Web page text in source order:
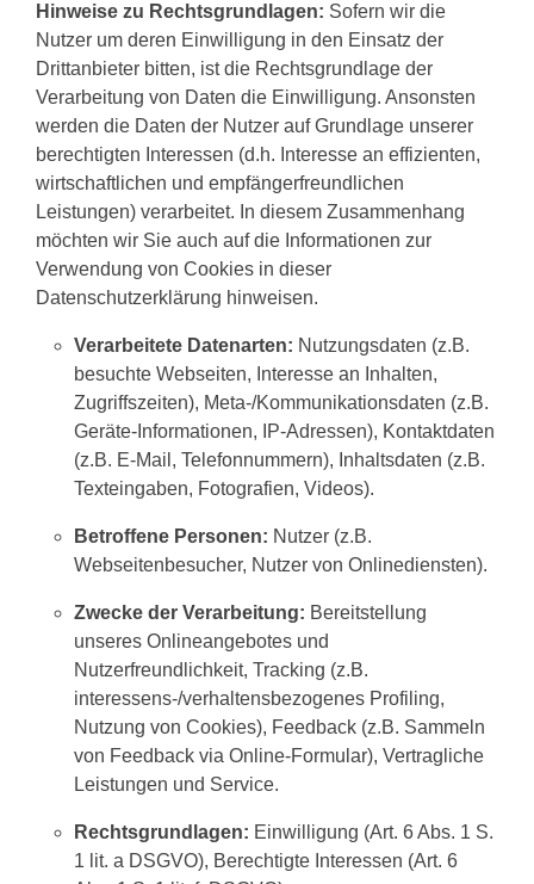
Hinweise zu Rechtsgrundlagen: Sofern wir die
Nutzer um deren Einwilligung in den Einsatz der
Drittanbieter bitten, ist die Rechtsgrundlage der
Verarbeitung von Daten die Einwilligung. Ansonsten
werden die Daten der Nutzer auf Grundlage unserer
berechtigten Interessen (d.h. Interesse an effizienten,
wirtschaftlichen und empfängerfreundlichen
Leistungen) verarbeitet. In diesem Zusammenhang
möchten wir Sie auch auf die Informationen zur
Verwendung von Cookies in dieser
Datenschutzerklärung hinweisen.
Verarbeitete Datenarten: Nutzungsdaten (z.B.
besuchte Webseiten, Interesse an Inhalten,
Zugriffszeiten), Meta-/Kommunikationsdaten (z.B.
Geräte-Informationen, IP-Adressen), Kontaktdaten
(z.B. E-Mail, Telefonnummern), Inhaltsdaten (z.B.
Texteingaben, Fotografien, Videos).
Betroffene Personen: Nutzer (z.B.
Webseitenbesucher, Nutzer von Onlinediensten).
Zwecke der Verarbeitung: Bereitstellung
unseres Onlineangebotes und
Nutzerfreundlichkeit, Tracking (z.B.
interessens-/verhaltensbezogenes Profiling,
Nutzung von Cookies), Feedback (z.B. Sammeln
von Feedback via Online-Formular), Vertragliche
Leistungen und Service.
Rechtsgrundlagen: Einwilligung (Art. 6 Abs. 1 S.
1 lit. a DSGVO), Berechtigte Interessen (Art. 6